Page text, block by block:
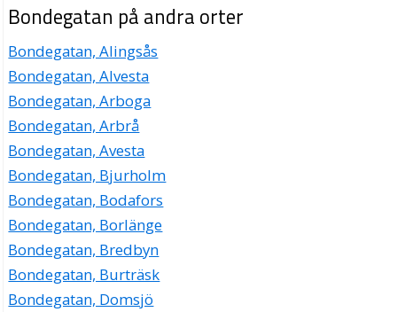
Bondegatan på andra orter
Bondegatan, Alingsås
Bondegatan, Alvesta
Bondegatan, Arboga
Bondegatan, Arbrå
Bondegatan, Avesta
Bondegatan, Bjurholm
Bondegatan, Bodafors
Bondegatan, Borlänge
Bondegatan, Bredbyn
Bondegatan, Burträsk
Bondegatan, Domsjö